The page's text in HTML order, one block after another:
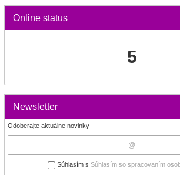
Online status
5
Newsletter
Odoberajte aktuálne novinky
Súhlasím s Súhlasím so spracovaním